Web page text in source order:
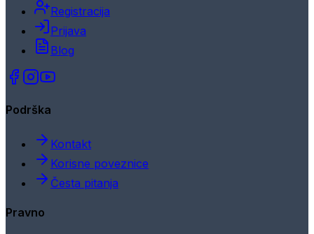
Registracija
Prijava
Blog
Podrška
Kontakt
Korisne poveznice
Česta pitanja
Pravno